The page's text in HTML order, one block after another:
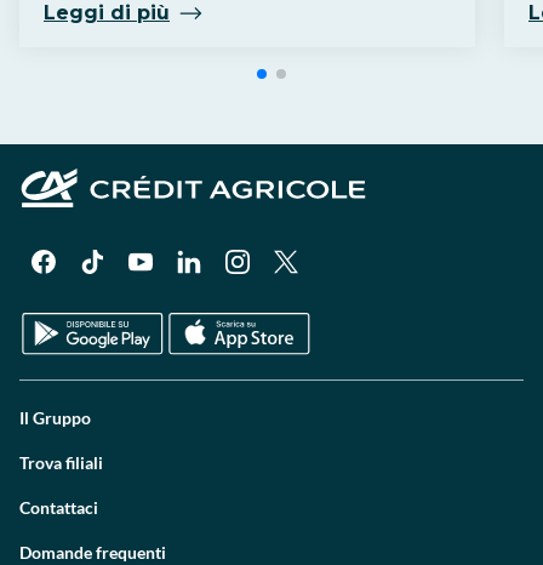
Leggi di più
Il Gruppo
Trova filiali
Contattaci
Domande frequenti